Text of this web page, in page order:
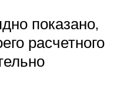
показано,
расчетного